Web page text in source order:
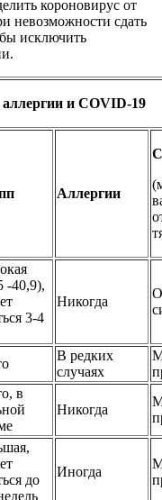
короновирус от
невозможности сдать
исключить
и COVID-19
Аллергии
-40,9),
3-4
Никогда
В редких
случаях
в
Никогда
до
Иногда